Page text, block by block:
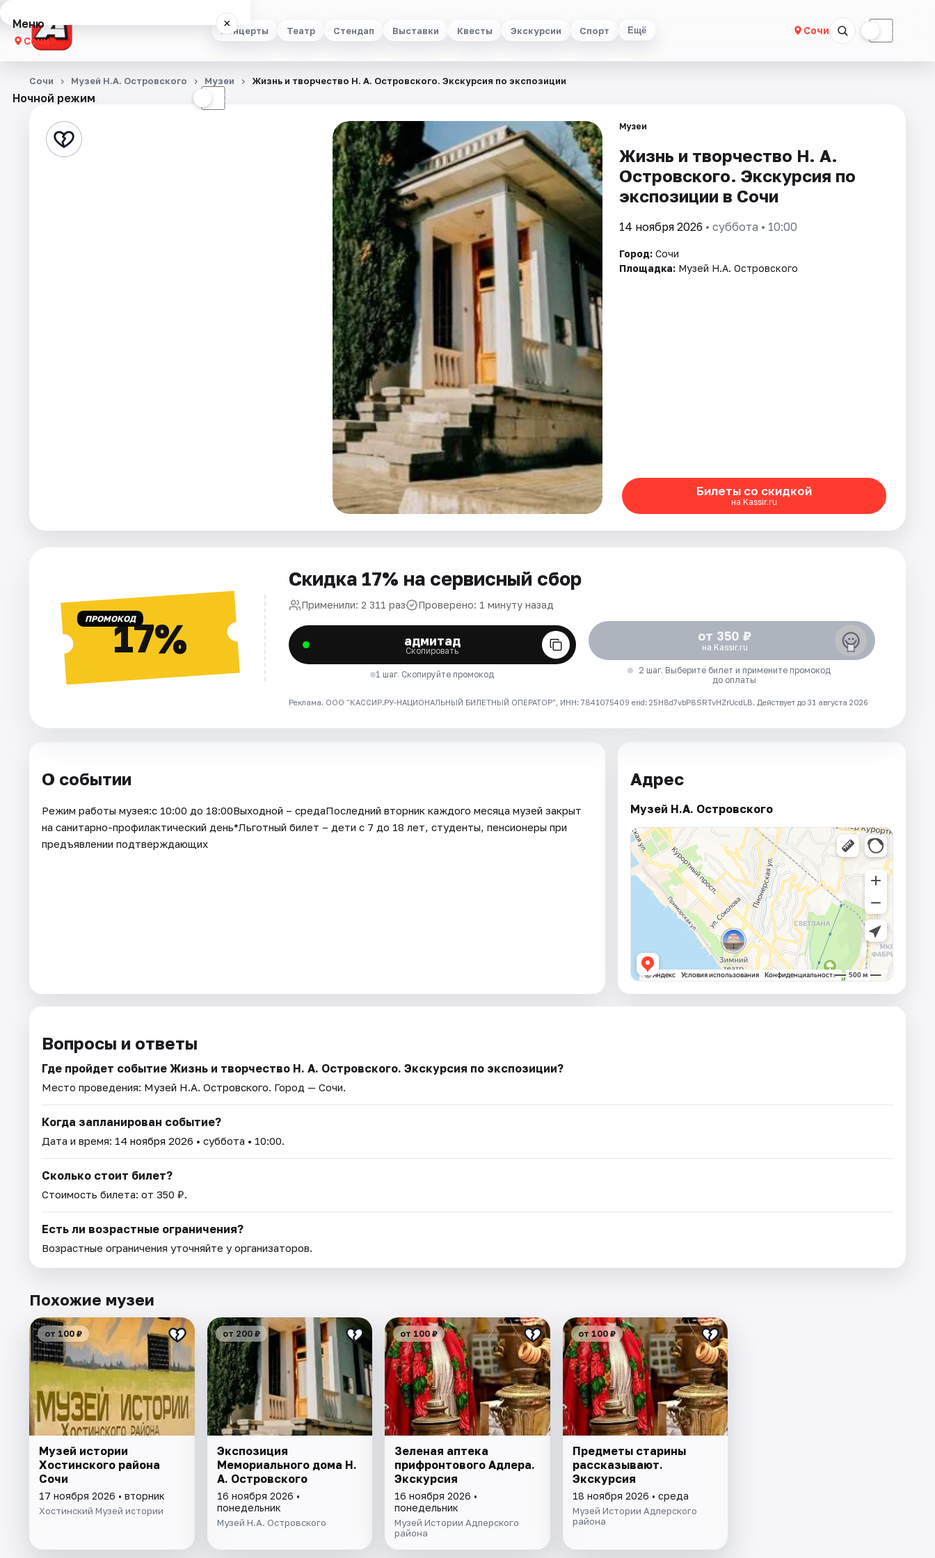
Концерты Театр Стендап Выставки Квесты Экскурсии Спорт Ещё Сочи ☾
Меню ×
Сочи
Концерты
Стендап
Ночной режим ☾
Сочи Музей Н.А. Островского Музеи Жизнь и творчество Н. А. Островского. Экскурсия по экспозиции
Музеи
Жизнь и творчество Н. А.
Островского. Экскурсия по
экспозиции в Сочи
14 ноября 2026 • суббота • 10:00
Город: Сочи
Площадка: Музей Н.А. Островского
Билеты со скидкой
на Kassir.ru
ПРОМОКОД17%
Скидка 17% на сервисный сбор
Применили: 2 311 раз Проверено: 1 минуту назад
адмитад
Скопировать
1 шаг. Скопируйте промокод
от 350 ₽
на Kassir.ru
2 шаг. Выберите билет и примените промокод
до оплаты
Реклама. ООО "КАССИР.РУ-НАЦИОНАЛЬНЫЙ БИЛЕТНЫЙ ОПЕРАТОР", ИНН: 7841075409 erid: 25H8d7vbP8SRTvHZrUcdLB. Действует до 31 августа 2026
О событии
Режим работы музея:с 10:00 до 18:00Выходной – средаПоследний вторник каждого месяца музей закрыт
на санитарно-профилактический день*Льготный билет – дети с 7 до 18 лет, студенты, пенсионеры при
предъявлении подтверждающих
Адрес
Музей Н.А. Островского
Вопросы и ответы
Где пройдет событие Жизнь и творчество Н. А. Островского. Экскурсия по экспозиции?
Место проведения: Музей Н.А. Островского. Город — Сочи.
Когда запланирован событие?
Дата и время: 14 ноября 2026 • суббота • 10:00.
Сколько стоит билет?
Стоимость билета: от 350 ₽.
Есть ли возрастные ограничения?
Возрастные ограничения уточняйте у организаторов.
Похожие музеи
от 100 ₽
Музей истории
Хостинского района
Сочи
17 ноября 2026 • вторник
Хостинский Музей истории
от 200 ₽
Экспозиция
Мемориального дома Н.
А. Островского
16 ноября 2026 •
понедельник
Музей Н.А. Островского
от 100 ₽
Зеленая аптека
прифронтового Адлера.
Экскурсия
16 ноября 2026 •
понедельник
Музей Истории Адлерского
района
от 100 ₽
Предметы старины
рассказывают.
Экскурсия
18 ноября 2026 • среда
Музей Истории Адлерского
района